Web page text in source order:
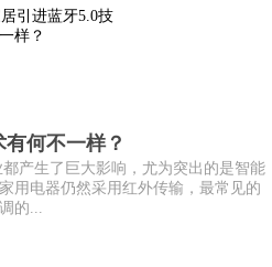
何不一样？
产生了巨大影响，尤为突出的是智能
用电器仍然采用红外传输，最常见的
的...